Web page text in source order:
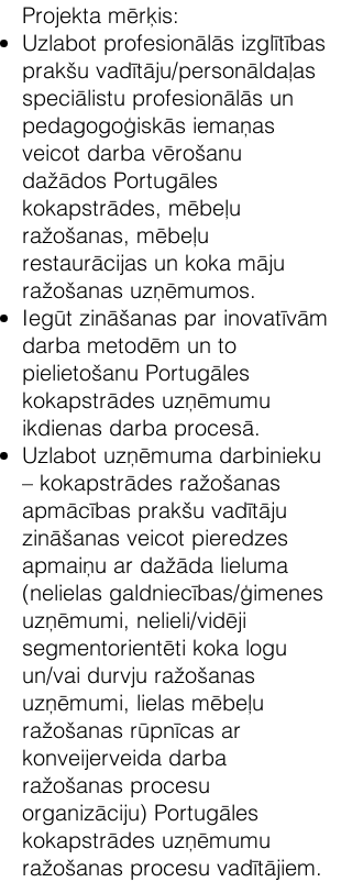
Projekta mērķis:
Uzlabot profesionālās izglītības
prakšu vadītāju/personāldaļas
speciālistu profesionālās un
pedagogoģiskās iemaņas
veicot darba vērošanu
dažādos Portugāles
kokapstrādes, mēbeļu
ražošanas, mēbeļu
restaurācijas un koka māju
ražošanas uzņēmumos.
Iegūt zināšanas par inovatīvām
darba metodēm un to
pielietošanu Portugāles
kokapstrādes uzņēmumu
ikdienas darba procesā.
Uzlabot uzņēmuma darbinieku
– kokapstrādes ražošanas
apmācības prakšu vadītāju
zināšanas veicot pieredzes
apmaiņu ar dažāda lieluma
(nelielas galdniecības/ģimenes
uzņēmumi, nelieli/vidēji
segmentorientēti koka logu
un/vai durvju ražošanas
uzņēmumi, lielas mēbeļu
ražošanas rūpnīcas ar
konveijerveida darba
ražošanas procesu
organizāciju) Portugāles
kokapstrādes uzņēmumu
ražošanas procesu vadītājiem.